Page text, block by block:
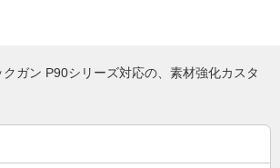
ガン P90シリーズ対応の、素材強化カスタ